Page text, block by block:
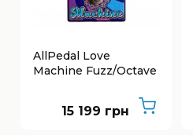
AllPedal Love
Machine Fuzz/Octave
15 199 грн